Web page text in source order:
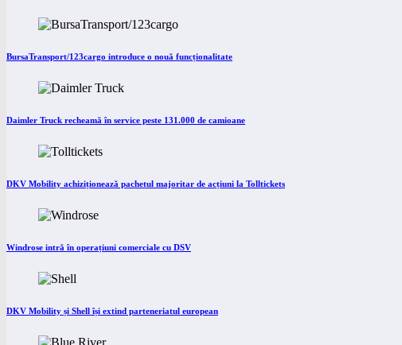
BursaTransport/123cargo introduce o nouă funcționalitate
Daimler Truck recheamă în service peste 131.000 de camioane
DKV Mobility achiziționează pachetul majoritar de acțiuni la Tolltickets
Windrose intră în operațiuni comerciale cu DSV
DKV Mobility și Shell își extind parteneriatul european